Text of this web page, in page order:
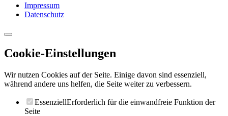
Impressum
Datenschutz
Cookie-Einstellungen
Wir nutzen Cookies auf der Seite. Einige davon sind essenziell,
während andere uns helfen, die Seite weiter zu verbessern.
EssenziellErforderlich für die einwandfreie Funktion der
Seite